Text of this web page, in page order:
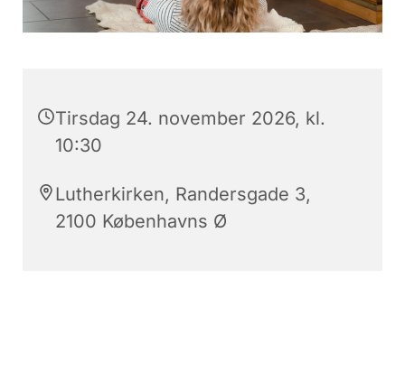
Tirsdag 24. november 2026, kl.
10:30
Lutherkirken, Randersgade 3,
2100 Københavns Ø